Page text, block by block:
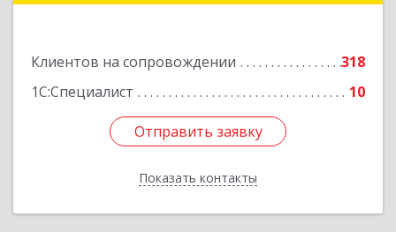
Клиентов на сопровождении
318
1С:Специалист
10
Отправить заявку
Показать контакты
Отправить заявку
Назад